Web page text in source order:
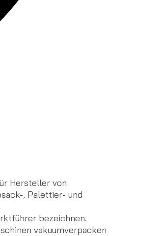
Hersteller von
, Palettier- und
bezeichnen.
vakuumverpacken